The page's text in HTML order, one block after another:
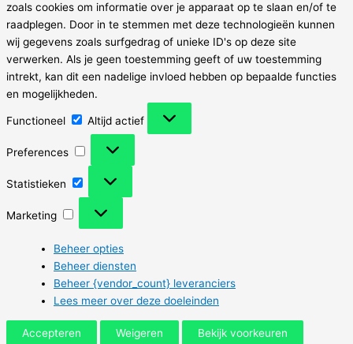
zoals cookies om informatie over je apparaat op te slaan en/of te
raadplegen. Door in te stemmen met deze technologieën kunnen
wij gegevens zoals surfgedrag of unieke ID's op deze site
verwerken. Als je geen toestemming geeft of uw toestemming
intrekt, kan dit een nadelige invloed hebben op bepaalde functies
en mogelijkheden.
Functioneel
Altijd actief
Preferences
Statistieken
Marketing
Beheer opties
Beheer diensten
Beheer {vendor_count} leveranciers
Lees meer over deze doeleinden
Accepteren Weigeren Bekijk voorkeuren